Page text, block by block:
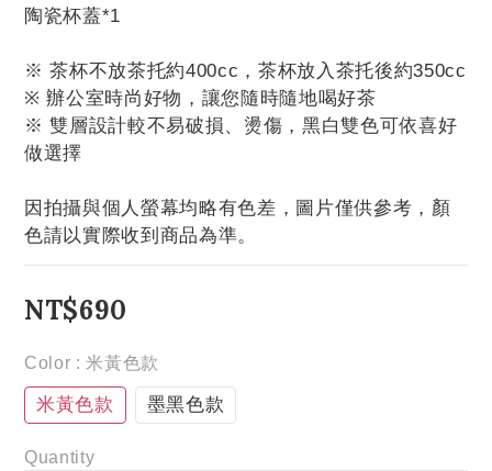
陶瓷杯蓋*1
※ 茶杯不放茶托約400cc，茶杯放入茶托後約350cc
※ 辦公室時尚好物，讓您隨時隨地喝好茶
※ 雙層設計較不易破損、燙傷，黑白雙色可依喜好
做選擇
因拍攝與個人螢幕均略有色差，圖片僅供參考，顏
色請以實際收到商品為準。
NT$690
Color : 米黃色款
米黃色款 墨黑色款
Quantity